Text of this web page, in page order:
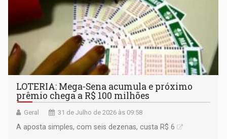
LOTERIA: Mega-Sena acumula e próximo
prêmio chega a R$ 100 milhões
Geral 31 de Julho de 2026 às 09:58
A aposta simples, com seis dezenas, custa R$ 6